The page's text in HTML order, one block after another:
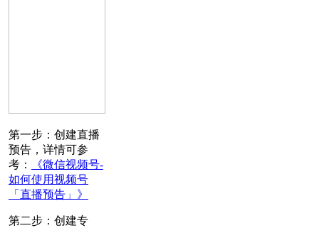
第一步：创建直播
预告，详情可参
考：
《微信视频号-
如何使用视频号
「直播预告」》
第二步：创建专